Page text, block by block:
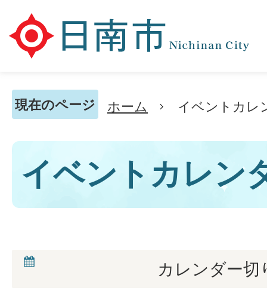
現在のページ ホーム イベントカレ
イベントカレン
カレンダー切